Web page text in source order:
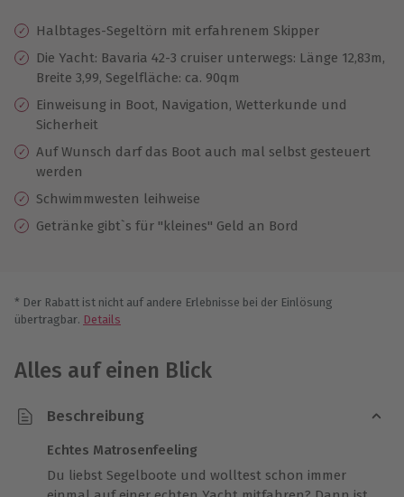
Halbtages-Segeltörn mit erfahrenem Skipper
Die Yacht: Bavaria 42-3 cruiser unterwegs: Länge 12,83m,
Breite 3,99, Segelfläche: ca. 90qm
Einweisung in Boot, Navigation, Wetterkunde und
Sicherheit
Auf Wunsch darf das Boot auch mal selbst gesteuert
werden
Schwimmwesten leihweise
Getränke gibt`s für "kleines" Geld an Bord
* Der Rabatt ist nicht auf andere Erlebnisse bei der Einlösung
übertragbar. Details
Alles auf einen Blick
Beschreibung
Echtes Matrosenfeeling
Du liebst Segelboote und wolltest schon immer